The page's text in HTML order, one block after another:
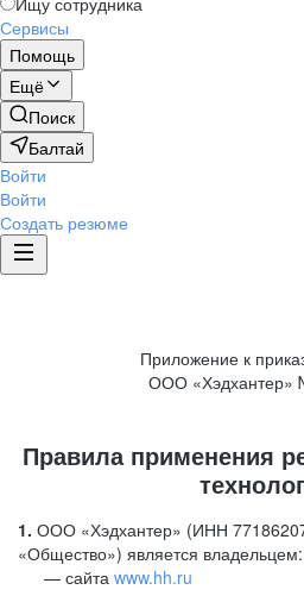
Сервисы
Помощь
Ещё
Поиск
Балтай
Войти
Войти
Создать резюме
Приложение к
ООО «Хэдхантер»
Правила применения
1. ООО «Хэдхантер» (ИНН
«Общество») является владельцем:
сайта www.hh.ru